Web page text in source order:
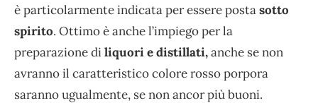
è particolarmente indicata per essere postasotto
spirito. Ottimo è anche l’impiego per la
preparazione diliquori e distillati,anche se non
avranno il caratteristico colore rosso porpora
saranno ugualmente, se non ancor più buoni.